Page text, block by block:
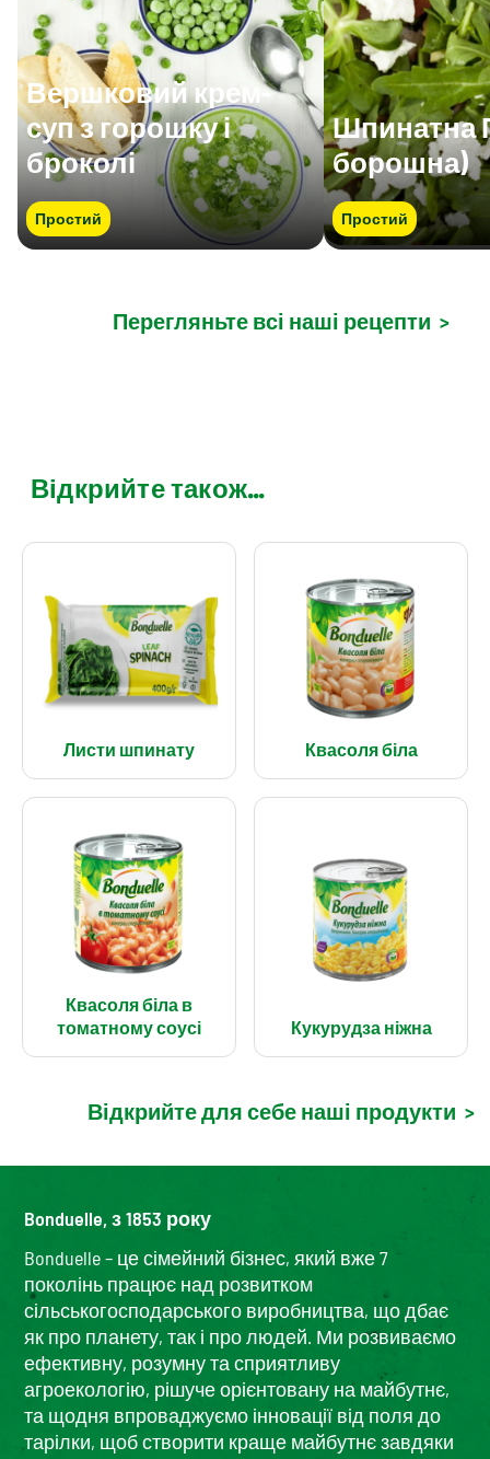
Вершковий крем-
суп з горошку і
броколі
Простий
Шпинатна
борошна)
Простий
Перегляньте всі наші рецепти >
Відкрийте також...
Листи шпинату Квасоля біла
Квасоля біла в
томатному соусі
Кукурудза ніжна
Відкрийте для себе наші продукти >
Bonduelle, з 1853 року
Bonduelle – це сімейний бізнес, який вже 7
поколінь працює над розвитком
сільськогосподарського виробництва, що дбає
як про планету, так і про людей. Ми розвиваємо
ефективну, розумну та сприятливу
агроекологію, рішуче орієнтовану на майбутнє,
та щодня впроваджуємо інновації від поля до
тарілки, щоб створити краще майбутнє завдяки